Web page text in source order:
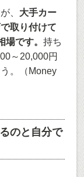
、 大手カー
取り付けて
場です。持ち
～20,000円
。（Money
のと自分で